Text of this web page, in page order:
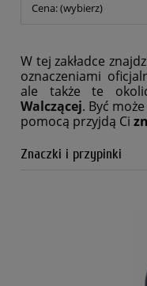
Cena: (wybierz)
W tej zakładce
oznaczeniami
ale także te
Walczącej. Być
pomocą przyjdą Ci
Znaczki i przypinki